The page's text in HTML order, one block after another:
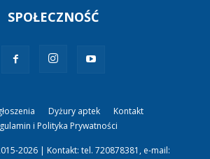
SPOŁECZNOŚĆ
Dyżury aptek
Kontakt
i Polityka Prywatności
2026 | Kontakt: tel. 720878381, e-mail: